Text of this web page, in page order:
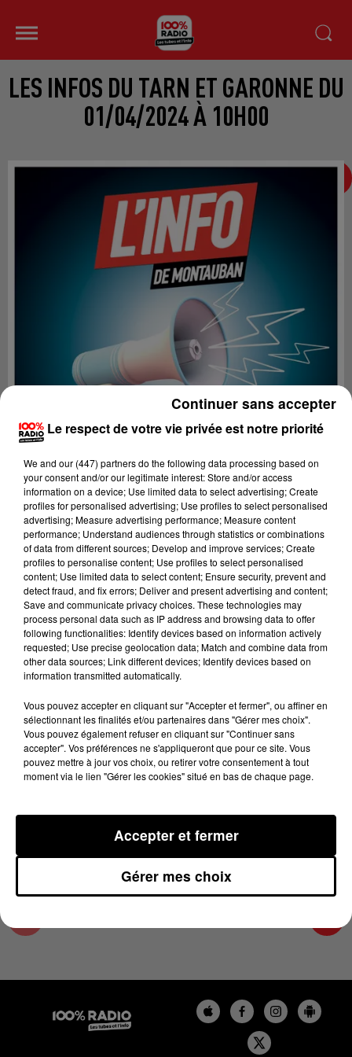
LES INFOS DU TARN ET GARONNE DU
01/04/2024 À 10H00
Lecture (2 min 24 sec)
100%
100% Radio les infos du Tarn et Garonne
1er avril 2024 - 2 min 24 sec
LES INFOS DU TARN ET GARONNE DU
01/04/2024 À 10H00
Podcasts infos du Tarn et Garonne
Le respect de votre vie privée est notre priorité
We and our (447) partnersdo the following data processing based on
your consent and/or our legitimate interest: Store and/or access
information on a device; Use limited data to select advertising; Create
profiles for personalised advertising; Use profiles to select personalised
advertising; Measure advertising performance; Measure content
performance; Understand audiences through statistics or combinations
of data from different sources; Develop and improve services; Create
profiles to personalise content; Use profiles to select personalised
content; Use limited data to select content; Ensure security, prevent and
detect fraud, and fix errors; Deliver and present advertising and content;
Save and communicate privacy choices. These technologies may
process personal data such as IP address and browsing data to offer
following functionalities: Identify devices based on information actively
requested; Use precise geolocation data; Match and combine data from
other data sources; Link different devices; Identify devices based on
information transmitted automatically.
Vous pouvez accepter en cliquant sur "Accepter et fermer", ou affiner en
sélectionnant les finalités et/ou partenaires dans "Gérer mes choix".
Vous pouvez également refuser en cliquant sur "Continuer sans
accepter". Vos préférences ne s'appliqueront que pour ce site. Vous
pouvez mettre à jour vos choix, ou retirer votre consentement à tout
moment via le lien "Gérer les cookies" situé en bas de chaque page.
Gérer mes choix
Accepter et fermer
Continuer sans accepter